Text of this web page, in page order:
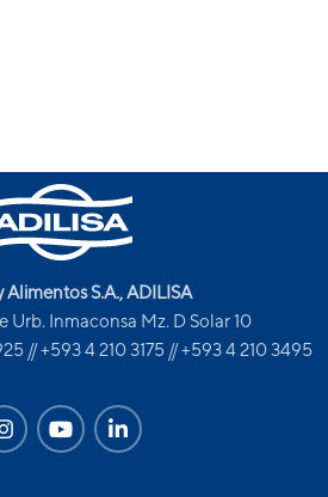
Alimentos S.A., ADILISA
Urb. Inmaconsa Mz. D Solar 10
// +593 4 210 3175 // +593 4 210 3495